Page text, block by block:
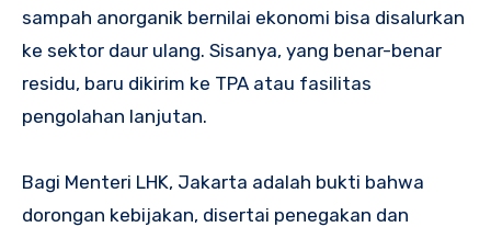
sampah anorganik bernilai ekonomi bisa disalurkan
ke sektor daur ulang. Sisanya, yang benar-benar
residu, baru dikirim ke TPA atau fasilitas
pengolahan lanjutan.
Bagi Menteri LHK, Jakarta adalah bukti bahwa
dorongan kebijakan, disertai penegakan dan